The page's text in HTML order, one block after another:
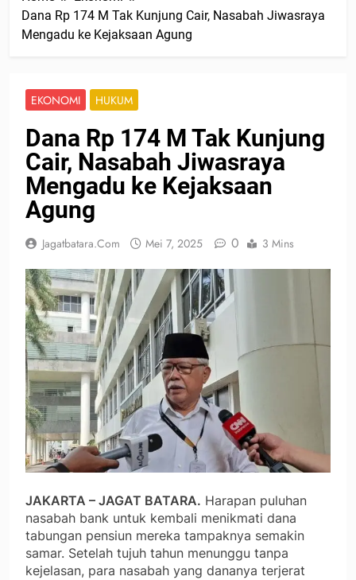
Dana Rp 174 M Tak Kunjung Cair, Nasabah Jiwasraya
Mengadu ke Kejaksaan Agung
EKONOMI HUKUM
Dana Rp 174 M Tak Kunjung
Cair, Nasabah Jiwasraya
Mengadu ke Kejaksaan
Agung
Jagatbatara.com Mei 7, 2025 0 3 Mins
JAKARTA – JAGAT BATARA. Harapan puluhan
nasabah bank untuk kembali menikmati dana
tabungan pensiun mereka tampaknya semakin
samar. Setelah tujuh tahun menunggu tanpa
kejelasan, para nasabah yang dananya terjerat